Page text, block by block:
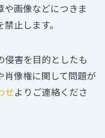
画像などにつきま
止します。
侵害を目的としたも
肖像権に関して問題が
せよりご連絡くださ